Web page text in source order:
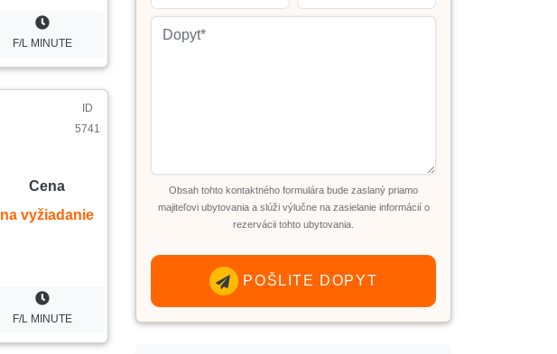
F/L MINUTE
ID
5741
Cena
na vyžiadanie
F/L MINUTE
Obsah tohto kontaktného formulára bude zaslaný priamo
majiteľovi ubytovania a slúži výlučne na zasielanie informácií o
rezervácii tohto ubytovania.
POŠLITE DOPYT